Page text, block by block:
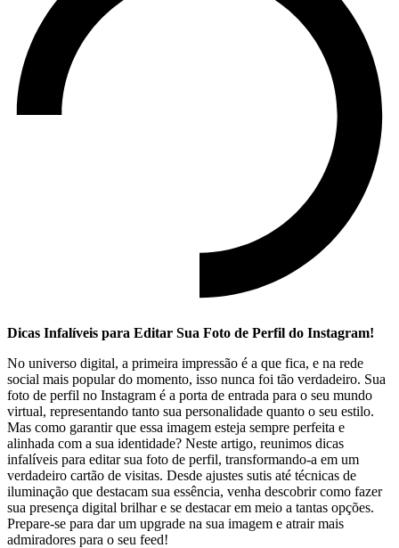
Dicas Infalíveis para Editar Sua ‍Foto‍ de Perfil do⁤ Instagram!
No universo ⁢digital, a primeira impressão é a que fica, e‌ na rede
social mais popular do momento, isso nunca foi ⁣tão​ verdadeiro. Sua
foto de perfil no Instagram é a porta ‍de entrada⁤ para o seu mundo
virtual, representando tanto sua personalidade quanto o seu estilo.
Mas como garantir que essa imagem esteja sempre perfeita e
alinhada com a sua identidade? Neste artigo, reunimos dicas
infalíveis para editar sua ‌foto de perfil, transformando-a⁤ em um
⁤verdadeiro cartão de visitas. Desde ajustes sutis até‌ técnicas de
iluminação que destacam sua essência, venha descobrir como fazer
sua presença digital brilhar e ⁤se destacar em meio a tantas opções.
Prepare-se para dar um upgrade na ⁤sua imagem e atrair mais
admiradores para o seu feed!